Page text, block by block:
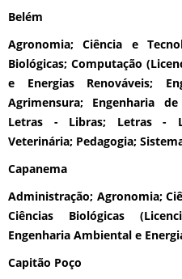
Belém
Agronomia; Ciência e
Biológicas; Computação
e Energias Renováveis;
Agrimensura; Engenharia
Letras - Libras; Letras -
Veterinária; Pedagogia;
Capanema
Administração; Agronomia;
Ciências Biológicas
Engenharia Ambiental e
Capitão Poço